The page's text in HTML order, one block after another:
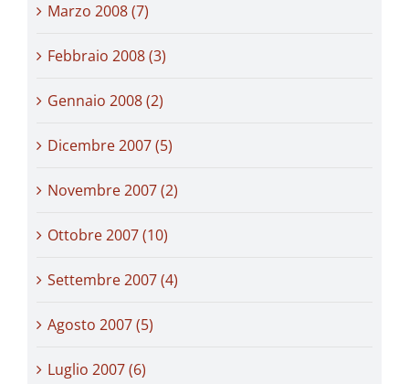
Marzo 2008 (7)
Febbraio 2008 (3)
Gennaio 2008 (2)
Dicembre 2007 (5)
Novembre 2007 (2)
Ottobre 2007 (10)
Settembre 2007 (4)
Agosto 2007 (5)
Luglio 2007 (6)